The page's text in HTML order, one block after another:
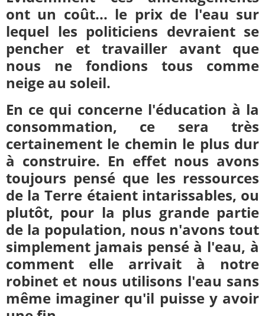
ont un coût... le prix de l'eau sur
lequel les politiciens devraient se
pencher et travailler avant que
nous ne fondions tous comme
neige au soleil.
En ce qui concerne l'éducation à la
consommation, ce sera très
certainement le chemin le plus dur
à construire. En effet nous avons
toujours pensé que les ressources
de la Terre étaient intarissables, ou
plutôt, pour la plus grande partie
de la population, nous n'avons tout
simplement jamais pensé à l'eau, à
comment elle arrivait à notre
robinet et nous utilisons l'eau sans
même imaginer qu'il puisse y avoir